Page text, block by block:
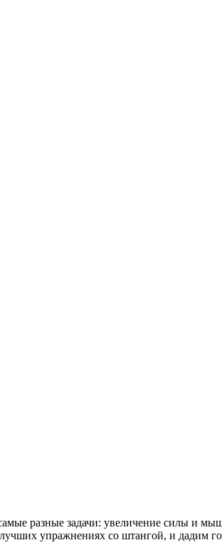
разные задачи: увеличение силы и
упражнениях со штангой, и дадим